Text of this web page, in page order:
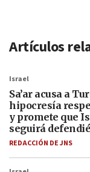
Artículos
Israel
Sa’ar acusa a
hipocresía
y promete que
seguirá
REDACCIÓN DE JNS